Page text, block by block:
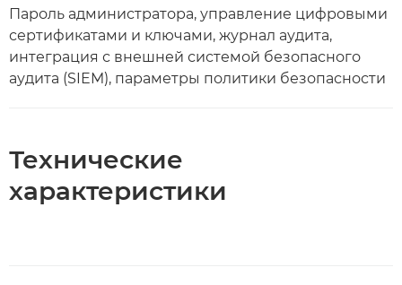
Пароль администратора, управление цифровыми
сертификатами и ключами, журнал аудита,
интеграция с внешней системой безопасного
аудита (SIEM), параметры политики безопасности
Технические
характеристики